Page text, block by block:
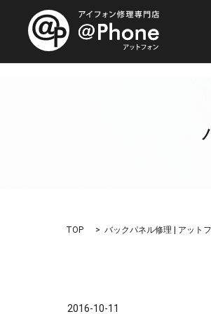
TOP バックパネル修理 | アット
2016-10-11